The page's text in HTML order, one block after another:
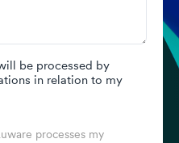
be processed by
in relation to my
processes my